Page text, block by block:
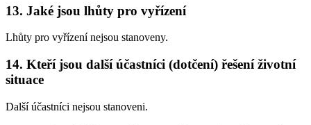
13. Jaké jsou lhůty pro vyřízení
Lhůty pro vyřízení nejsou stanoveny.
14. Kteří jsou další účastníci (dotčení) řešení životní
situace
Další účastníci nejsou stanoveni.